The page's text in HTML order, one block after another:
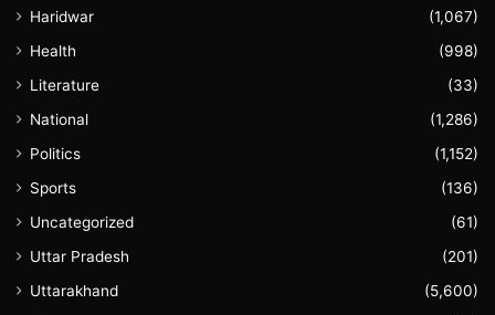
Haridwar
(1,067)
Health
(998)
Literature
(33)
National
(1,286)
Politics
(1,152)
Sports
(136)
Uncategorized
(61)
Uttar Pradesh
(201)
Uttarakhand
(5,600)